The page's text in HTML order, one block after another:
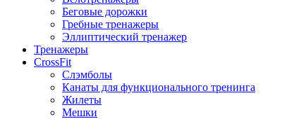
Беговые дорожки
Гребные тренажеры
Эллиптический тренажер
Тренажеры
CrossFit
Слэмболы
Канаты для функционального тренинга
Жилеты
Мешки